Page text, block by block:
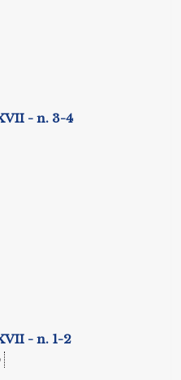
- n. 3-4
- n. 1-2